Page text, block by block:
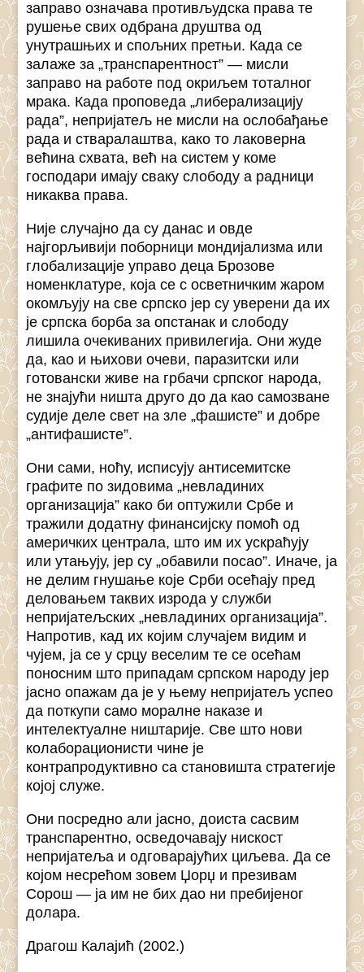
заправо означава противљудска права те
рушење свих одбрана друштва од
унутрашњих и спољних претњи. Када се
залаже за „транспарентност” — мисли
заправо на работе под окриљем тоталног
мрака. Када проповеда „либерализацију
рада”, непријатељ не мисли на ослобађање
рада и стваралаштва, како то лаковерна
већина схвата, већ на систем у коме
господари имају сваку слободу а радници
никаква права.
Није случајно да су данас и овде
најгорљивији поборници мондијализма или
глобализације управо деца Брозове
номенклатуре, која се с осветничким жаром
окомљују на све српско јер су уверени да их
је српска борба за опстанак и слободу
лишила очекиваних привилегија. Они жуде
да, као и њихови очеви, паразитски или
готовански живе на грбачи српског народа,
не знајући ништа друго до да као самозване
судије деле свет на зле „фашисте” и добре
„антифашисте”.
Они сами, ноћу, исписују антисемитске
графите по зидовима „невладиних
организација” како би оптужили Србе и
тражили додатну финансијску помоћ од
америчких централа, што им их ускраћују
или утањују, јер су „обавили посао”. Иначе, ја
не делим гнушање које Срби осећају пред
деловањем таквих изрода у служби
непријатељских „невладиних организација”.
Напротив, кад их којим случајем видим и
чујем, ја се у срцу веселим те се осећам
поносним што припадам српском народу јер
јасно опажам да је у њему непријатељ успео
да поткупи само моралне наказе и
интелектуалне ништарије. Све што нови
колаборационисти чине је
контрапродуктивно са становишта стратегије
којој служе.
Они посредно али јасно, доиста сасвим
транспарентно, осведочавају нискост
непријатеља и одговарајућих циљева. Да се
којом несрећом зовем Џорџ и презивам
Сорош — ја им не бих дао ни пребијеног
долара.
Драгош Калајић (2002.)